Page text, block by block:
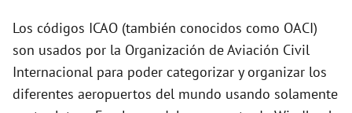
Los códigos ICAO (también conocidos como OACI)
son usados por la Organización de Aviación Civil
Internacional para poder categorizar y organizar los
diferentes aeropuertos del mundo usando solamente